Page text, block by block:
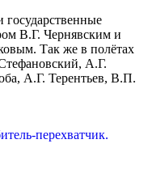
государственные
В.Г. Чернявским и
Так же в полётах
А.Г.
А.Г. Терентьев, В.П.